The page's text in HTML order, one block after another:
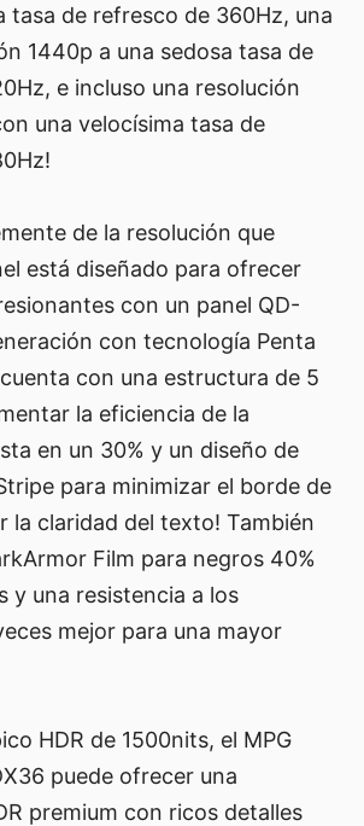
tasa de refresco de 360Hz, una
1440p a una sedosa tasa de
e incluso una resolución
una velocísima tasa de
de la resolución que
está diseñado para ofrecer
con un panel QD-
con tecnología Penta
con una estructura de 5
la eficiencia de la
en un 30% y un diseño de
para minimizar el borde de
la claridad del texto! También
Film para negros 40%
y una resistencia a los
mejor para una mayor
HDR de 1500nits, el MPG
puede ofrecer una
premium con ricos detalles